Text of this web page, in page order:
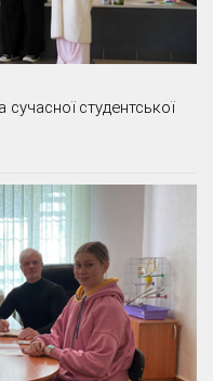
студентської